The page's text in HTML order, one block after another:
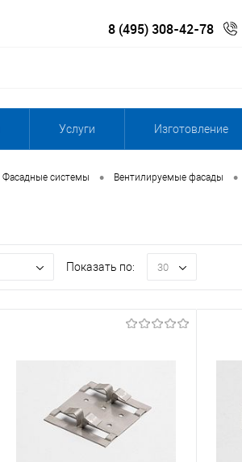
8 (495) 308-42-78
Услуги Изготовление
Фасадные системы • Вентилируемые фасады •
Показать по: 30